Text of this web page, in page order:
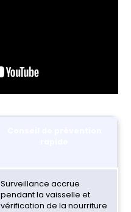
Surveillance accrue
pendant la vaisselle et
vérification de la nourriture